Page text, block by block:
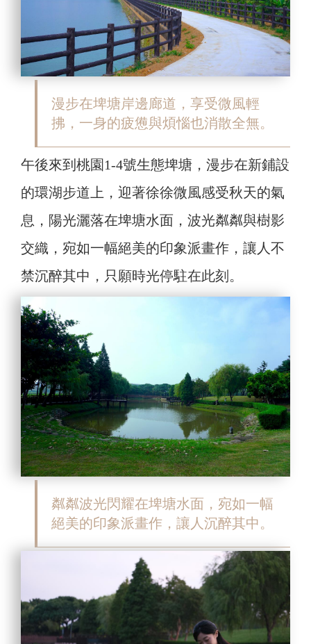
漫步在埤塘岸邊廊道，享受微風輕
拂，一身的疲憊與煩惱也消散全無。
午後來到桃園1-4號生態埤塘，漫步在新鋪設
的環湖步道上，迎著徐徐微風感受秋天的氣
息，陽光灑落在埤塘水面，波光粼粼與樹影
交織，宛如一幅絕美的印象派畫作，讓人不
禁沉醉其中，只願時光停駐在此刻。
粼粼波光閃耀在埤塘水面，宛如一幅
絕美的印象派畫作，讓人沉醉其中。